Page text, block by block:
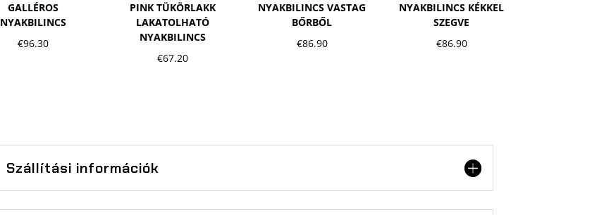
GALLÉROS
NYAKBILINCS
€96.30
PINK TÜKÖRLAKK
LAKATOLHATÓ
NYAKBILINCS
€67.20
NYAKBILINCS VASTAG
BŐRBŐL
€86.90
NYAKBILINCS KÉKKEL
SZEGVE
€86.90
Szállítási információk